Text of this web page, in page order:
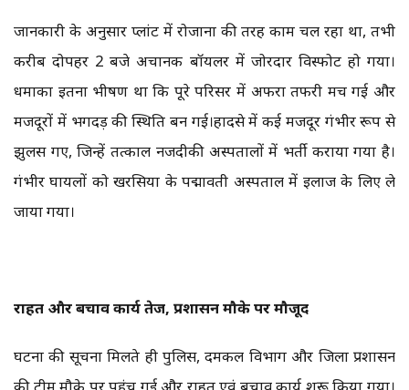
जानकारी के अनुसार प्लांट में रोजाना की तरह काम चल रहा था, तभी
करीब दोपहर 2 बजे अचानक बॉयलर में जोरदार विस्फोट हो गया।
धमाका इतना भीषण था कि पूरे परिसर में अफरा तफरी मच गई और
मजदूरों में भगदड़ की स्थिति बन गई।हादसे में कई मजदूर गंभीर रूप से
झुलस गए, जिन्हें तत्काल नजदीकी अस्पतालों में भर्ती कराया गया है।
गंभीर घायलों को खरसिया के पद्मावती अस्पताल में इलाज के लिए ले
जाया गया।
राहत और बचाव कार्य तेज, प्रशासन मौके पर मौजूद
घटना की सूचना मिलते ही पुलिस, दमकल विभाग और जिला प्रशासन